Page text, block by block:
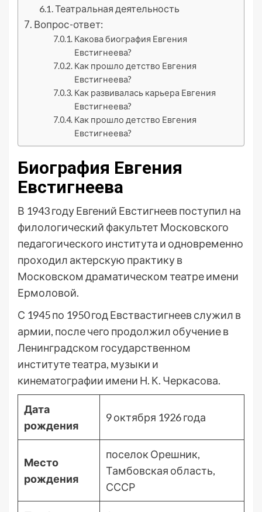
Театральная деятельность
Вопрос-ответ:
Какова биография Евгения
Евстигнеева?
Как прошло детство Евгения
Евстигнеева?
Как развивалась карьера Евгения
Евстигнеева?
Как прошло детство Евгения
Евстигнеева?
Биография Евгения
Евстигнеева
В 1943 году Евгений Евстигнеев поступил на
филологический факультет Московского
педагогического института и одновременно
проходил актерскую практику в
Московском драматическом театре имени
Ермоловой.
С 1945 по 1950 год Евствастигнеев служил в
армии, после чего продолжил обучение в
Ленинградском государственном
институте театра, музыки и
кинематографии имени Н. К. Черкасова.
Дата
рождения
9 октября 1926 года
Место
рождения
поселок Орешник,
Тамбовская область,
СССР